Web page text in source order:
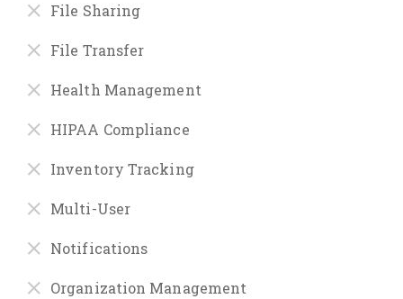
File Sharing
File Transfer
Health Management
HIPAA Compliance
Inventory Tracking
Multi-User
Notifications
Organization Management